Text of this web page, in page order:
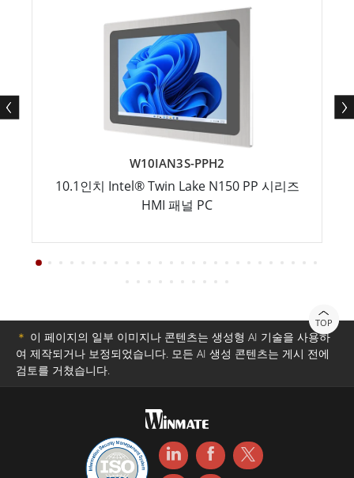
W10IAN3S-PPH2
10.1인치 Intel® Twin Lake N150 PP 시리즈
HMI 패널 PC
TOP
＊ 이 페이지의 일부 이미지나 콘텐츠는 생성형 AI 기술을 사용하
여 제작되거나 보정되었습니다. 모든 AI 생성 콘텐츠는 게시 전에
검토를 거쳤습니다.